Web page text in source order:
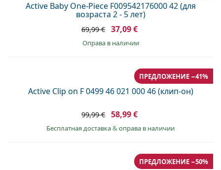
Active Baby One-Piece F009542176000 42 (для
возраста 2 - 5 лет)
69,99 € 37,09 €
оправа в наличии
Active Clip on F 0499 46 021 000 46 (клип-он)
ПРЕДЛОЖЕНИЕ −41%
99,99 € 58,99 €
Бесплатная доставка& оправа в наличии
ПРЕДЛОЖЕНИЕ −50%